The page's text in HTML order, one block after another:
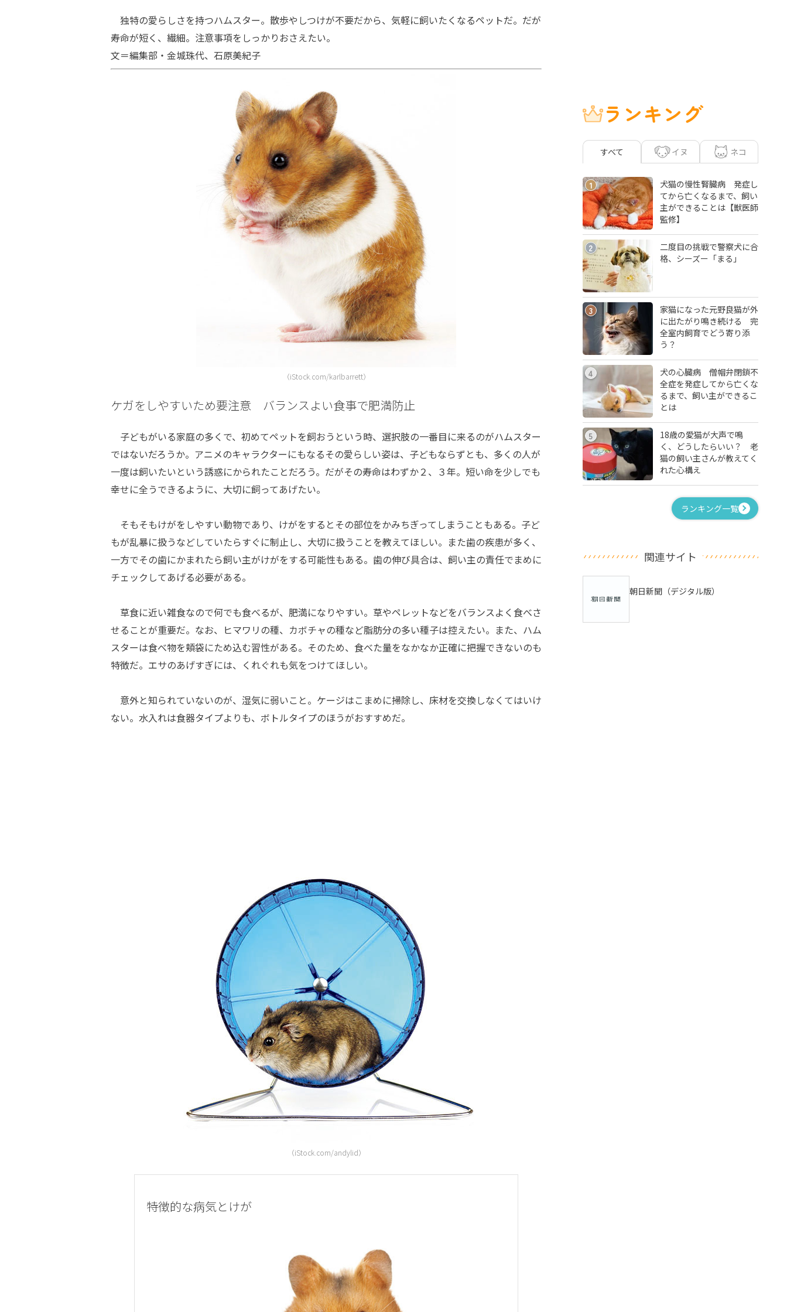
独特の愛らしさを持つハムスター。散歩やしつけが不要だから、気軽に飼いたくなるペットだ。だが
寿命が短く、繊細。注意事項をしっかりおさえたい。
文＝編集部・金城珠代、石原美紀子
（iStock.com/karlbarrett）
ケガをしやすいため要注意 バランスよい食事で肥満防止
子どもがいる家庭の多くで、初めてペットを飼おうという時、選択肢の一番目に来るのがハムスター
ではないだろうか。アニメのキャラクターにもなるその愛らしい姿は、子どもならずとも、多くの人が
一度は飼いたいという誘惑にかられたことだろう。だがその寿命はわずか２、３年。短い命を少しでも
幸せに全うできるように、大切に飼ってあげたい。
そもそもけがをしやすい動物であり、けがをするとその部位をかみちぎってしまうこともある。子ど
もが乱暴に扱うなどしていたらすぐに制止し、大切に扱うことを教えてほしい。また歯の疾患が多く、
一方でその歯にかまれたら飼い主がけがをする可能性もある。歯の伸び具合は、飼い主の責任でまめに
チェックしてあげる必要がある。
草食に近い雑食なので何でも食べるが、肥満になりやすい。草やペレットなどをバランスよく食べさ
せることが重要だ。なお、ヒマワリの種、カボチャの種など脂肪分の多い種子は控えたい。また、ハム
スターは食べ物を頬袋にため込む習性がある。そのため、食べた量をなかなか正確に把握できないのも
特徴だ。エサのあげすぎには、くれぐれも気をつけてほしい。
意外と知られていないのが、湿気に弱いこと。ケージはこまめに掃除し、床材を交換しなくてはいけ
ない。水入れは食器タイプよりも、ボトルタイプのほうがおすすめだ。
（iStock.com/andylid）
特徴的な病気とけが
ランキング
すべて イヌ ネコ
1
犬猫の慢性腎臓病 発症し
てから亡くなるまで、飼い
主ができることは【獣医師
監修】
2
二度目の挑戦で警察犬に合
格、シーズー「まる」
3
家猫になった元野良猫が外
に出たがり鳴き続ける 完
全室内飼育でどう寄り添
う？
4
犬の心臓病 僧帽弁閉鎖不
全症を発症してから亡くな
るまで、飼い主ができるこ
とは
5
18歳の愛猫が大声で鳴
く、どうしたらいい？ 老
猫の飼い主さんが教えてく
れた心構え
ランキング一覧
関連サイト
朝日新聞（デジタル版）